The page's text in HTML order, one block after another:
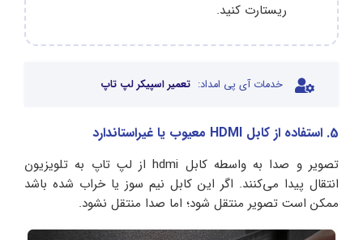
ریستارت کنید.
خدمات آی پی امداد: تعمیر اسپیکر لپ تاپ
5. استفاده از کابل HDMI معیوب یا غیراستاندارد
تصویر و صدا به واسطه کابل hdmi از لپ‌ تاپ به تلویزیون
انتقال پیدا می‌کنند. اگر این کابل نیم سوز یا خراب شده باشد
ممکن است تصویر منتقل شود؛ اما صدا منتقل نشود.